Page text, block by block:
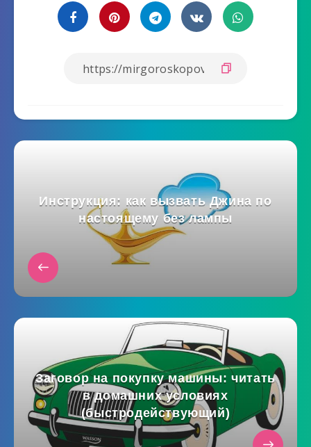
Инструкция: как вызвать Джина по
настоящему без лампы
Заговор на покупку машины: читать
в домашних условиях
(быстродействующий)